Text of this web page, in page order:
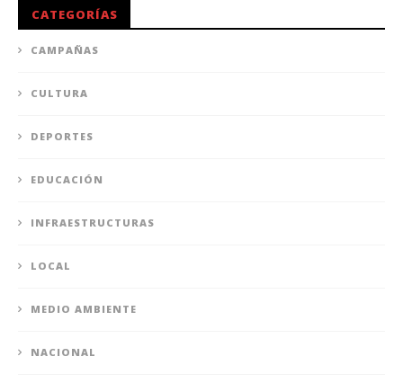
CATEGORÍAS
CAMPAÑAS
CULTURA
DEPORTES
EDUCACIÓN
INFRAESTRUCTURAS
LOCAL
MEDIO AMBIENTE
NACIONAL